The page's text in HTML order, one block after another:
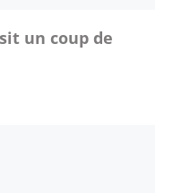
un coup de